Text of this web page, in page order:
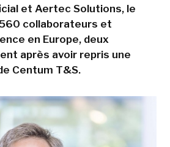
et Aertec Solutions, le
collaborateurs et
en Europe, deux
après avoir repris une
Centum T&S.